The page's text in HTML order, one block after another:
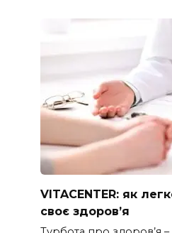
VITACENTER: як
своє здоров’я